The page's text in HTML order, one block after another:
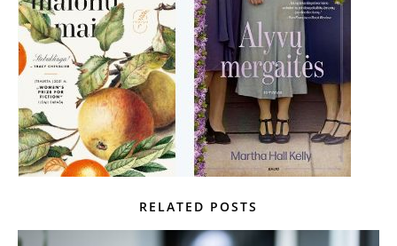
RELATED POSTS